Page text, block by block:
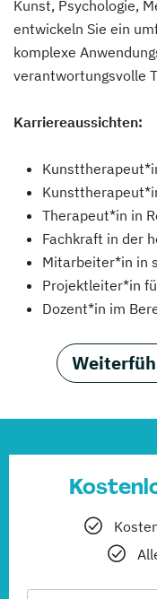
Kunst, Psychologie,
entwickeln Sie ein
komplexe
verantwortungsvolle
Karriereaussichten:
Therapeut*in in
Fachkraft in der
Mitarbeiter*in in
Projektleiter*in
Dozent*in im